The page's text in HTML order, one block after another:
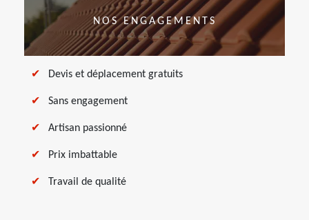
NOS ENGAGEMENTS
Devis et déplacement gratuits
Sans engagement
Artisan passionné
Prix imbattable
Travail de qualité